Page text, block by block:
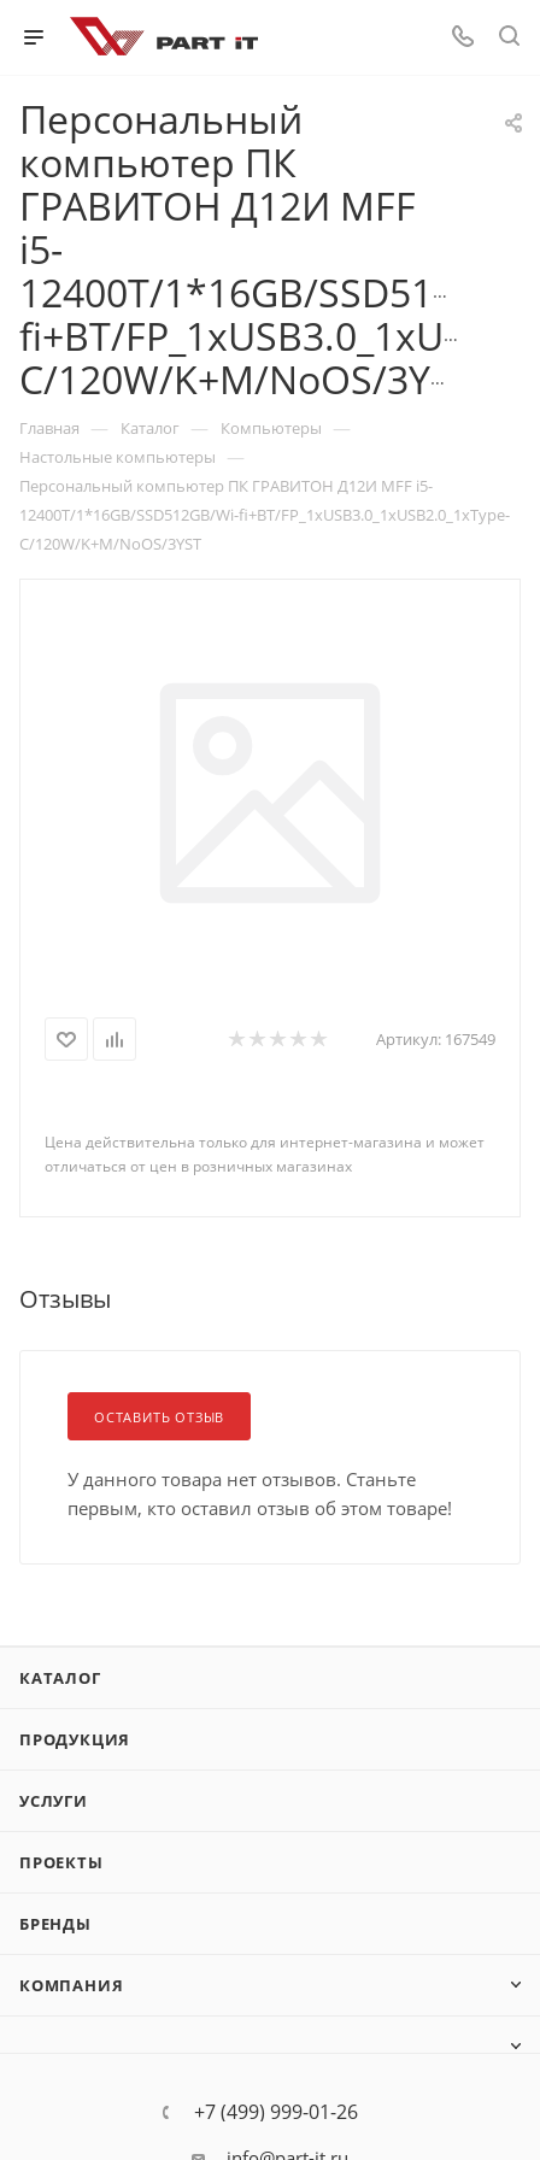
Персональный
компьютер ПК
ГРАВИТОН Д12И MFF
i5-
12400T/1*16GB/SSD512GB/
fi+BT/
C/120W/K+M/NoOS/3YST
Главная — Каталог — Компьютеры —
Настольные компьютеры —
Персональный компьютер ПК ГРАВИТОН Д12И MFF i5-
12400T/1*16GB/SSD512GB/Wi-fi+BT/FP_1xUSB3.0_1xUSB2.0_1xType-
C/120W/K+M/NoOS/3YST
Артикул: 167549
Цена действительна только для интернет-магазина и может
отличаться от цен в розничных магазинах
Отзывы
ОСТАВИТЬ ОТЗЫВ
У данного товара нет отзывов. Станьте
первым, кто оставил отзыв об этом товаре!
КАТАЛОГ
ПРОДУКЦИЯ
УСЛУГИ
ПРОЕКТЫ
БРЕНДЫ
КОМПАНИЯ
+7 (499) 999-01-26